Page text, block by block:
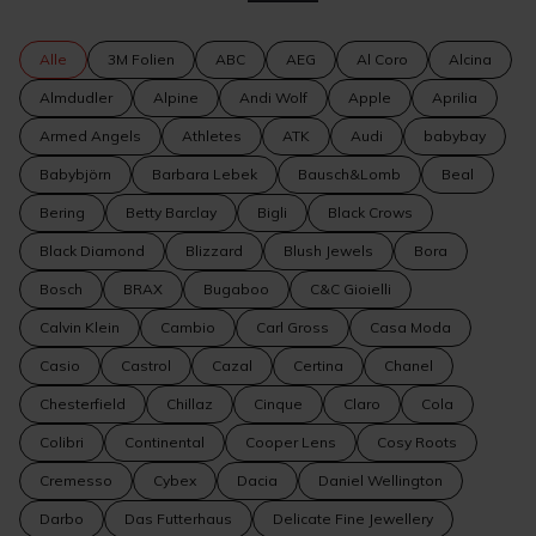
Alle 3M Folien ABC AEG Al Coro Alcina
Almdudler Alpine Andi Wolf Apple Aprilia
Armed Angels Athletes ATK Audi babybay
Babybjörn Barbara Lebek Bausch&Lomb Beal
Bering Betty Barclay Bigli Black Crows
Black Diamond Blizzard Blush Jewels Bora
Bosch BRAX Bugaboo C&C Gioielli
Calvin Klein Cambio Carl Gross Casa Moda
Casio Castrol Cazal Certina Chanel
Chesterfield Chillaz Cinque Claro Cola
Colibri Continental Cooper Lens Cosy Roots
Cremesso Cybex Dacia Daniel Wellington
Darbo Das Futterhaus Delicate Fine Jewellery